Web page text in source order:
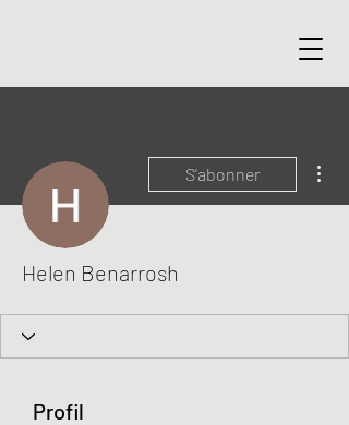
S'abonner
Helen Benarrosh
Profil